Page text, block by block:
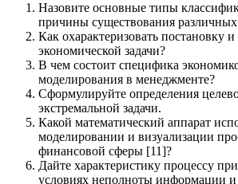
Назовите основные типы
причины существования
Как охарактеризовать постановку
экономической задачи?
В чем состоит специфика
моделирования в менеджменте?
Сформулируйте определения
экстремальной задачи.
Какой математический аппарат
моделировании и визуализации
финансовой сферы [11]?
Дайте характеристику процессу
условиях неполноты информации и